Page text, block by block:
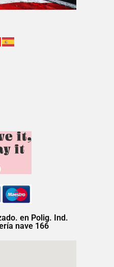
en Polig. Ind.
nave 166